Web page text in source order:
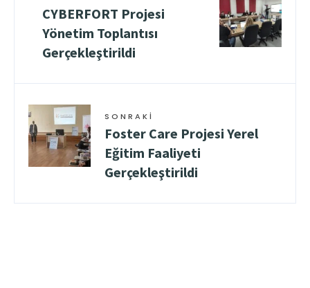
CYBERFORT Projesi
Yönetim Toplantısı
Gerçekleştirildi
SONRAKI
Foster Care Projesi Yerel
Eğitim Faaliyeti
Gerçekleştirildi